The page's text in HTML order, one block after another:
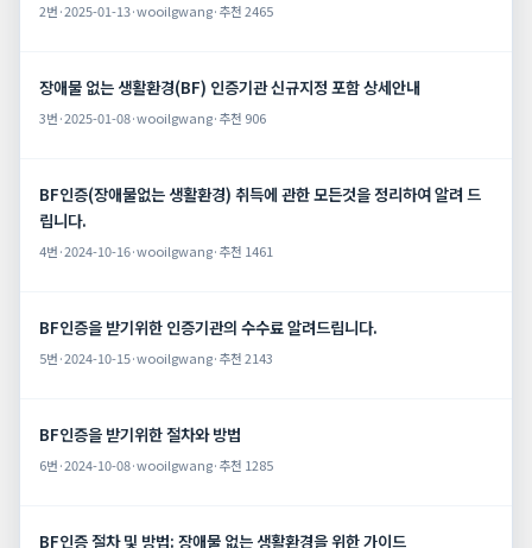
2번·2025-01-13·wooilgwang·추천 2465
장애물 없는 생활환경(BF) 인증기관 신규지정 포함 상세안내
3번·2025-01-08·wooilgwang·추천 906
BF인증(장애물없는 생활환경) 취득에 관한 모든것을 정리하여 알려 드
립니다.
4번·2024-10-16·wooilgwang·추천 1461
BF인증을 받기위한 인증기관의 수수료 알려드립니다.
5번·2024-10-15·wooilgwang·추천 2143
BF인증을 받기위한 절차와 방법
6번·2024-10-08·wooilgwang·추천 1285
BF인증 절차 및 방법: 장애물 없는 생활환경을 위한 가이드